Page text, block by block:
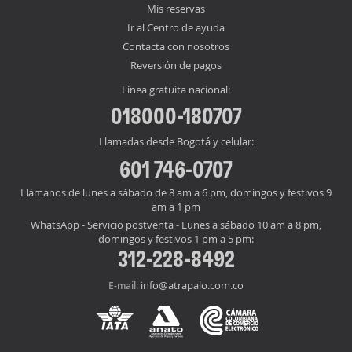
Mis reservas
Ir al Centro de ayuda
Contacta con nosotros
Reversión de pagos
Línea gratuita nacional:
018000-180707
Llamadas desde Bogotá y celular:
601 746-0707
Llámanos de lunes a sábado de 8 am a 6 pm, domingos y festivos 9
am a 1 pm
WhatsApp - Servicio postventa - Lunes a sábado 10 am a 8 pm,
domingos y festivos 1 pm a 5 pm:
312-228-8492
E-mail: info@atrapalo.com.co